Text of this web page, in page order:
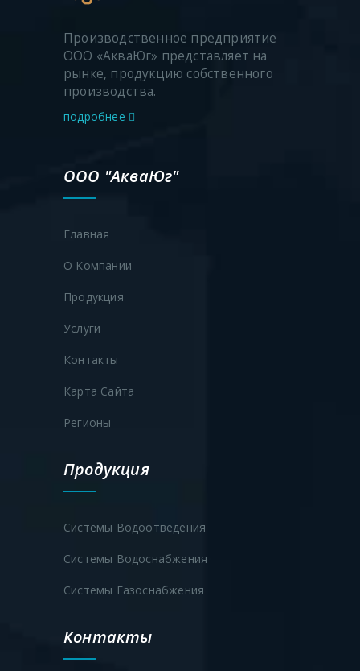
Производственное предприятие
ООО «АкваЮг» представляет на
рынке, продукцию собственного
производства.
подробнее
ООО "АкваЮг"
Главная
О Компании
Продукция
Услуги
Контакты
Карта Сайта
Регионы
Продукция
Системы Водоотведения
Системы Водоснабжения
Системы Газоснабжения
Контакты